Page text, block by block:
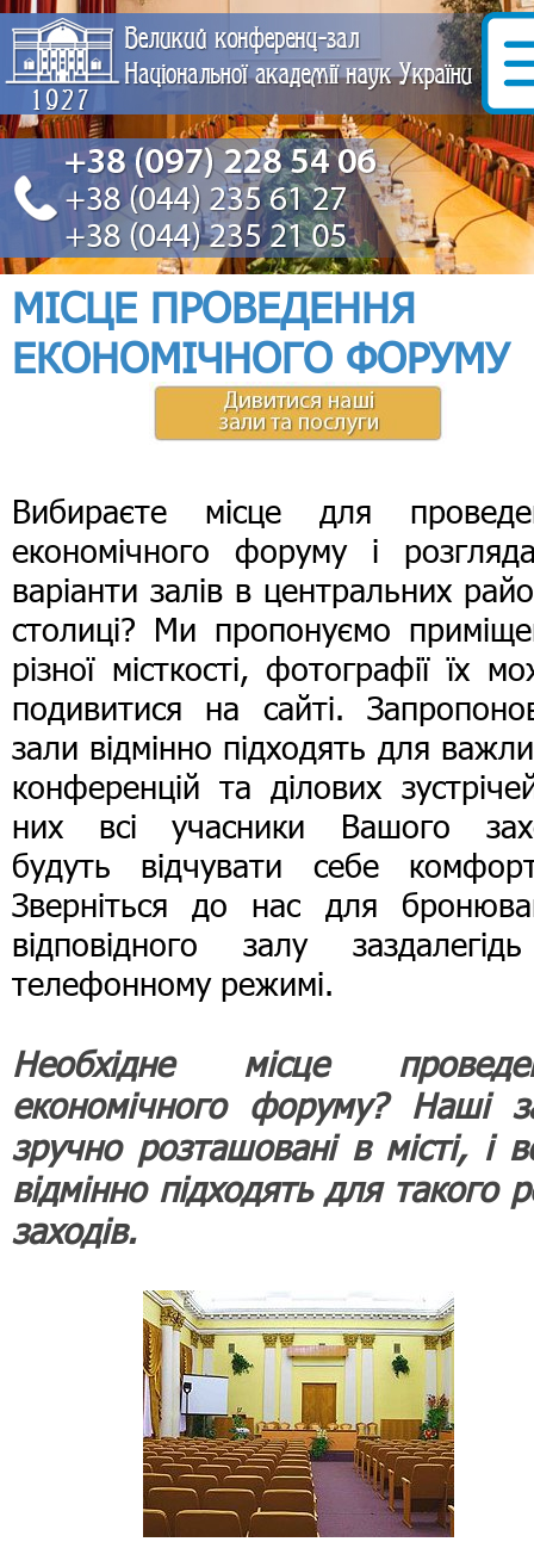
МІСЦЕ ПРОВЕДЕННЯ
ЕКОНОМІЧНОГО ФОРУМУ
Вибираєте місце для
економічного форуму і
варіанти залів в центральних
столиці? Ми пропонуємо
різної місткості, фотографії їх
подивитися на сайті.
зали відмінно підходять для
конференцій та ділових
них всі учасники Вашого
будуть відчувати себе
Зверніться до нас для
відповідного залу
телефонному режимі.
Необхідне місце
економічного форуму? Наші
зручно розташовані в місті, і
відмінно підходять для такого
заходів.